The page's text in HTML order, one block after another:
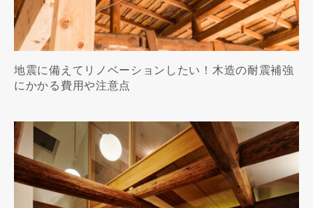
地震に備えてリノベーションしたい！木造の耐震補強
にかかる費用や注意点